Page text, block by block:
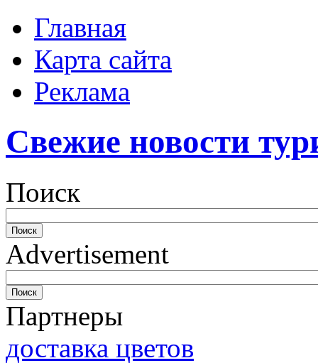
Главная
Карта сайта
Реклама
Свежие новости
Поиск
Advertisement
Партнеры
доставка цветов